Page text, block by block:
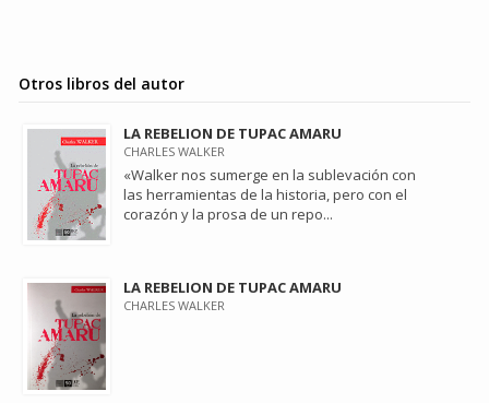
Otros libros del autor
LA REBELION DE TUPAC AMARU
CHARLES WALKER
«Walker nos sumerge en la sublevación con
las herramientas de la historia, pero con el
corazón y la prosa de un repo...
LA REBELION DE TUPAC AMARU
CHARLES WALKER